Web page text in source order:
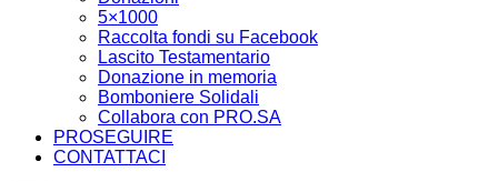
5×1000
Raccolta fondi su Facebook
Lascito Testamentario
Donazione in memoria
Bomboniere Solidali
Collabora con PRO.SA
PROSEGUIRE
CONTATTACI